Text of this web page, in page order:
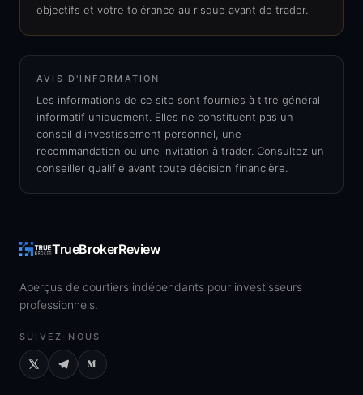
objectifs et votre tolérance au risque avant de trader.
AVIS D'INFORMATION
Les informations de ce site sont fournies à titre général
informatif uniquement. Elles ne constituent pas un
conseil d'investissement personnel, une
recommandation ou une invitation à trader. Consultez un
conseiller qualifié avant toute décision financière.
TrueBrokerReview
Aperçus de courtiers indépendants pour investisseurs
professionnels.
SUIVEZ-NOUS